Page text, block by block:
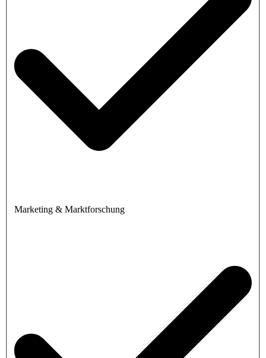
Marketing & Marktforschung